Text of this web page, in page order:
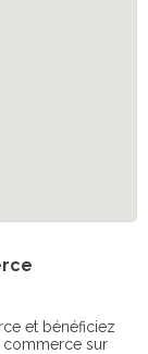
et bénéficiez
sur